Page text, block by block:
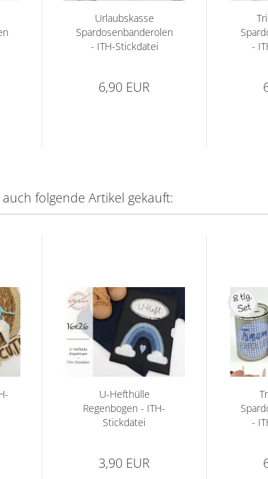
Urlaubskasse
Spardosenbanderolen
- ITH-Stickdatei
6,90 EUR
-
folgende Artikel gekauft:
U-Hefthülle
Regenbogen - ITH-
Stickdatei
3,90 EUR
-